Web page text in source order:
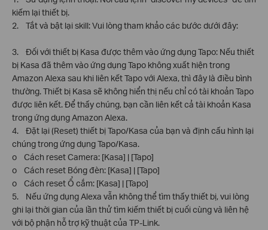
kiếm lại thiết bị.
2. Tắt và bật lại skill: Vui lòng tham khảo các bước dưới đây:
3. Đối với thiết bị Kasa được thêm vào ứng dụng Tapo: Nếu thiết
bị Kasa đã thêm vào ứng dụng Tapo không xuất hiện trong
Amazon Alexa sau khi liên kết Tapo với Alexa, thì đây là điều bình
thường. Thiết bị Kasa sẽ không hiển thị nếu chỉ có tài khoản Tapo
được liên kết. Để thấy chúng, bạn cần liên kết cả tài khoản Kasa
trong ứng dụng Amazon Alexa.
4. Đặt lại (Reset) thiết bị Tapo/Kasa của bạn và định cấu hình lại
chúng trong ứng dụng Tapo/Kasa.
o Cách reset Camera: [Kasa] | [Tapo]
o Cách reset Bóng đèn: [Kasa] | [Tapo]
o Cách reset Ổ cắm: [Kasa] | [Tapo]
5. Nếu ứng dụng Alexa vẫn không thể tìm thấy thiết bị, vui lòng
ghi lại thời gian của lần thử tìm kiếm thiết bị cuối cùng và liên hệ
với bộ phận hỗ trợ kỹ thuật của TP-Link.